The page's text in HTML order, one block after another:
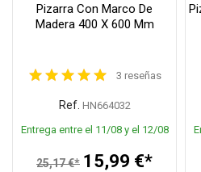
Pizarra Con Marco De
Madera 400 X 600 Mm
3 reseñas
Ref. HN664032
Entrega entre el 11/08 y el 12/08
25,17 €* 15,99 €*